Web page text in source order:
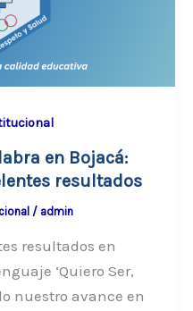
en Bojacá:
resultados
/ admin
resultados en
‘Quiero Ser,
nuestro avance en